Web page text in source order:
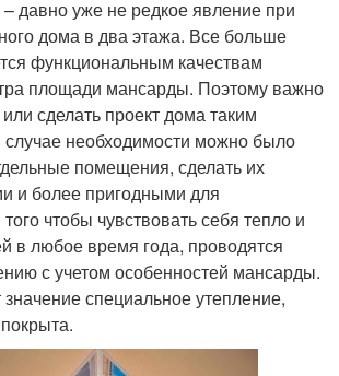
давно уже не редкое явление при
дома в два этажа. Все больше
функциональным качествам
площади мансарды. Поэтому важно
сделать проект дома таким
необходимости можно было
помещения, сделать их
и более пригодными для
чтобы чувствовать себя тепло и
в любое время года, проводятся
с учетом особенностей мансарды.
специальное утепление,